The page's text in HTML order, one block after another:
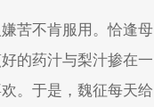
苦不肯服用。恰逢母
的药汁与梨汁掺在一
。于是，魏征每天给